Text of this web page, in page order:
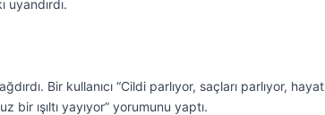
uyandırdı.
Bir kullanıcı “Cildi parlıyor, saçları parlıyor,
bir ışıltı yayıyor” yorumunu yaptı.